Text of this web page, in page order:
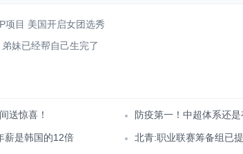
项目 美国开启女团选秀
妹已经帮自己生完了
送惊喜！ 防疫第一！中超体系还
薪是韩国的12倍 北青:职业联赛筹备组已